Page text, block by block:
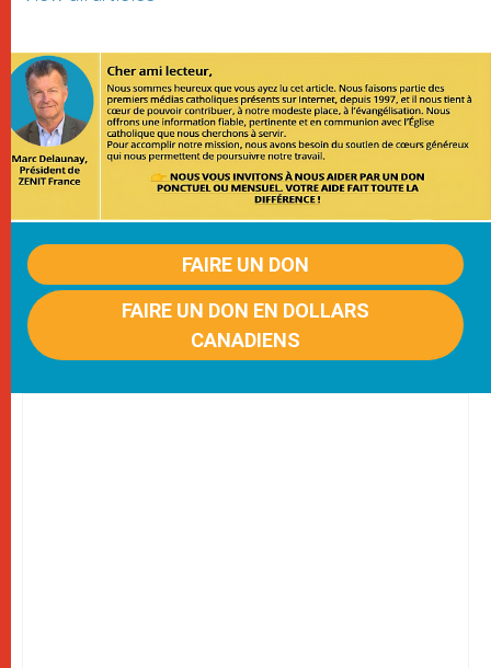
FAIRE UN DON
FAIRE UN DON EN DOLLARS
CANADIENS